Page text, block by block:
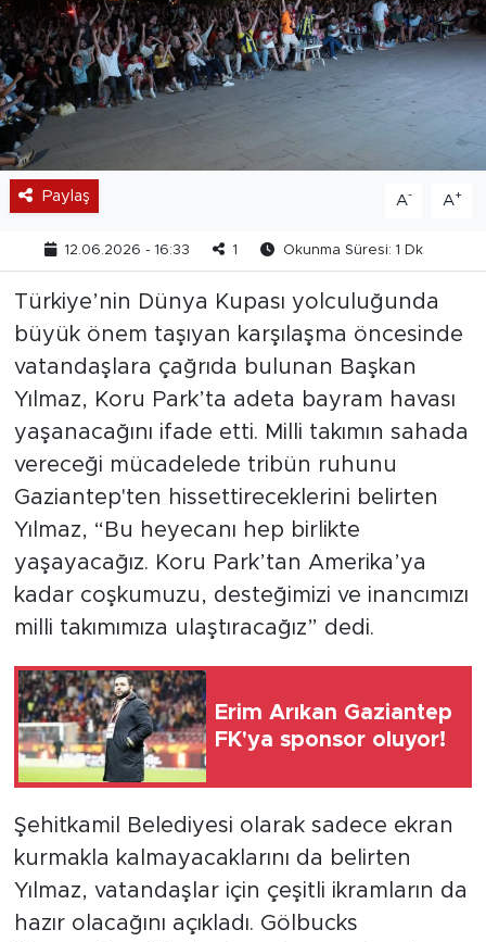
Paylaş A- A+
12.06.2026 - 16:33 1 Okunma Süresi: 1 Dk
Türkiye’nin Dünya Kupası yolculuğunda
büyük önem taşıyan karşılaşma öncesinde
vatandaşlara çağrıda bulunan Başkan
Yılmaz, Koru Park’ta adeta bayram havası
yaşanacağını ifade etti. Milli takımın sahada
vereceği mücadelede tribün ruhunu
Gaziantep'ten hissettireceklerini belirten
Yılmaz, “Bu heyecanı hep birlikte
yaşayacağız. Koru Park’tan Amerika’ya
kadar coşkumuzu, desteğimizi ve inancımızı
milli takımımıza ulaştıracağız” dedi.
Erim Arıkan Gaziantep
FK'ya sponsor oluyor!
Şehitkamil Belediyesi olarak sadece ekran
kurmakla kalmayacaklarını da belirten
Yılmaz, vatandaşlar için çeşitli ikramların da
hazır olacağını açıkladı. Gölbucks